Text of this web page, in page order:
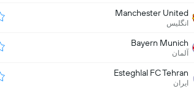
Manchester United
انگلیس
Bayern Munich
آلمان
Esteghlal FC Tehran
ایران